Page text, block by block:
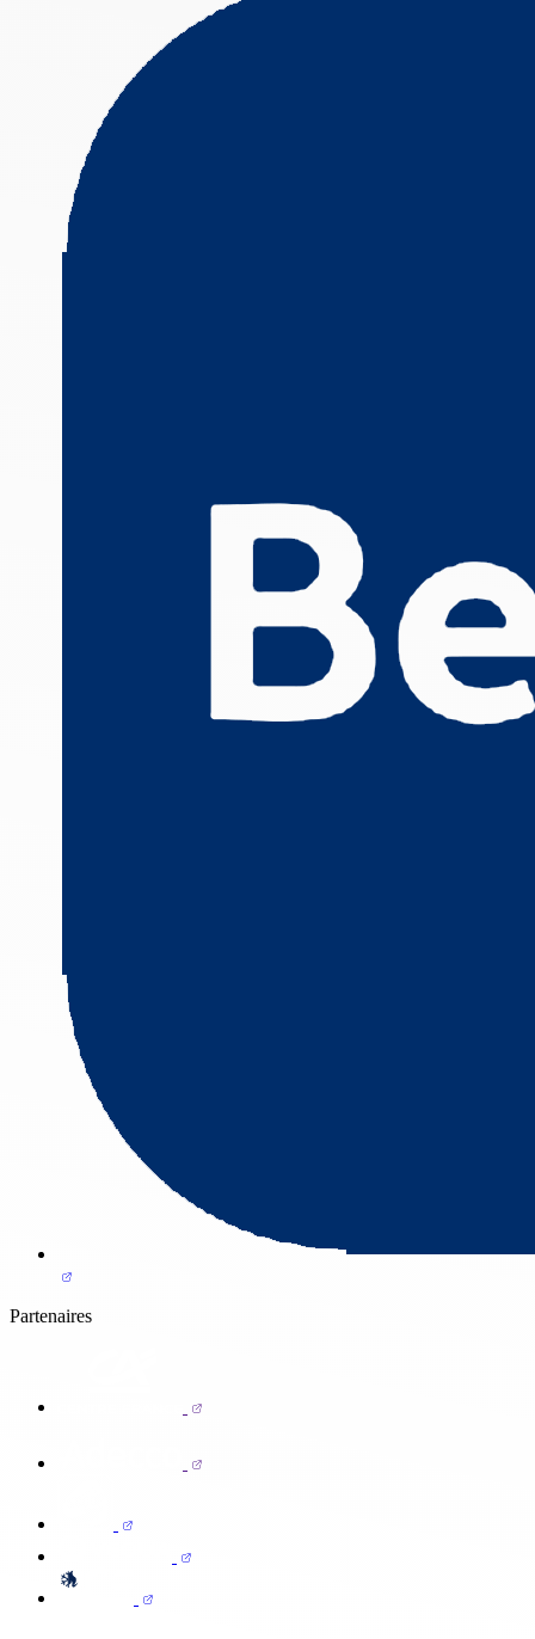
Partenaires